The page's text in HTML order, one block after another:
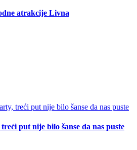
atrakcije Livna
put nije bilo šanse da nas puste